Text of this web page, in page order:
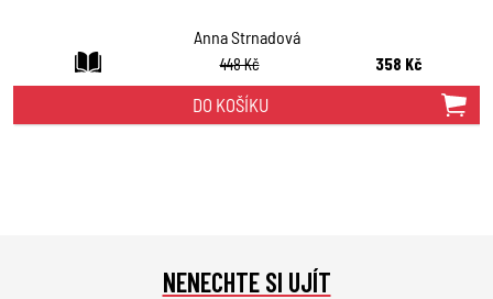
Anna Strnadová
448 Kč
358 Kč
DO KOŠÍKU
NENECHTE SI UJÍT